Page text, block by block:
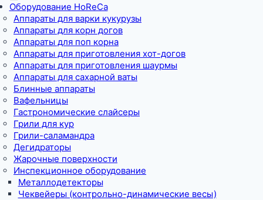
Оборудование HoReCa
Аппараты для варки кукурузы
Аппараты для корн догов
Аппараты для поп корна
Аппараты для приготовления хот-догов
Аппараты для приготовления шаурмы
Аппараты для сахарной ваты
Блинные аппараты
Вафельницы
Гастрономические слайсеры
Грили для кур
Грили-саламандра
Дегидраторы
Жарочные поверхности
Инспекционное оборудование
Металлодетекторы
Чеквейеры (контрольно-динамические весы)